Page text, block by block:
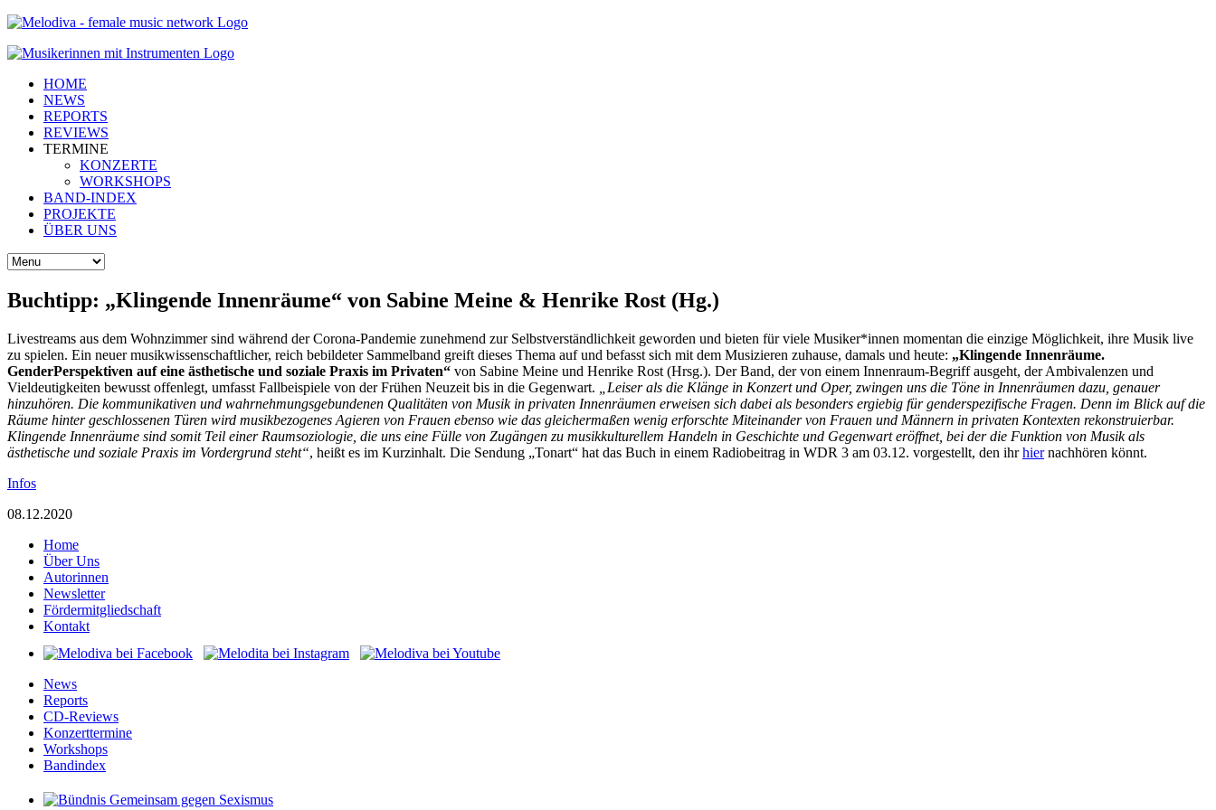
HOME
NEWS
REPORTS
REVIEWS
TERMINE
KONZERTE
WORKSHOPS
BAND-INDEX
PROJEKTE
ÜBER UNS
Buchtipp: „Klingende Innenräume“ von Sabine Meine & Henrike Rost (Hg.)
Livestreams aus dem Wohnzimmer sind während der Corona-Pandemie zunehmend zur Selbstverständlichkeit geworden und bieten für viele Musiker*innen momentan die einzige Möglichkeit, ihre Musik live
zu spielen. Ein neuer musikwissenschaftlicher, reich bebildeter Sammelband greift dieses Thema auf und befasst sich mit dem Musizieren zuhause, damals und heute: „Klingende Innenräume.
GenderPerspektiven auf eine ästhetische und soziale Praxis im Privaten“ von Sabine Meine und Henrike Rost (Hrsg.). Der Band, der von einem Innenraum-Begriff ausgeht, der Ambivalenzen und
Vieldeutigkeiten bewusst offenlegt, umfasst Fallbeispiele von der Frühen Neuzeit bis in die Gegenwart.
„Leiser als die Klänge in Konzert und Oper, zwingen uns die Töne in Innenräumen dazu, genauer
hinzuhören. Die kommunikativen und wahrnehmungsgebundenen Qualitäten von Musik in privaten Innenräumen erweisen sich dabei als besonders ergiebig für genderspezifische Fragen. Denn im Blick auf die
Räume hinter geschlossenen Türen wird musikbezogenes Agieren von Frauen ebenso wie das gleichermaßen wenig erforschte Miteinander von Frauen und Männern in privaten Kontexten rekonstruierbar.
Klingende Innenräume sind somit Teil einer Raumsoziologie, die uns eine Fülle von Zugängen zu musikkulturellem Handeln in Geschichte und Gegenwart eröffnet, bei der die Funktion von Musik als
ästhetische und soziale Praxis im Vordergrund steht“, heißt es im Kurzinhalt. Die Sendung „Tonart“ hat das Buch in einem Radiobeitrag in WDR 3 am 03.12. vorgestellt, den ihrhiernachhören könnt.
Infos
08.12.2020
Home
Über Uns
Autorinnen
Newsletter
Fördermitgliedschaft
Kontakt
News
Reports
CD-Reviews
Konzerttermine
Workshops
Bandindex